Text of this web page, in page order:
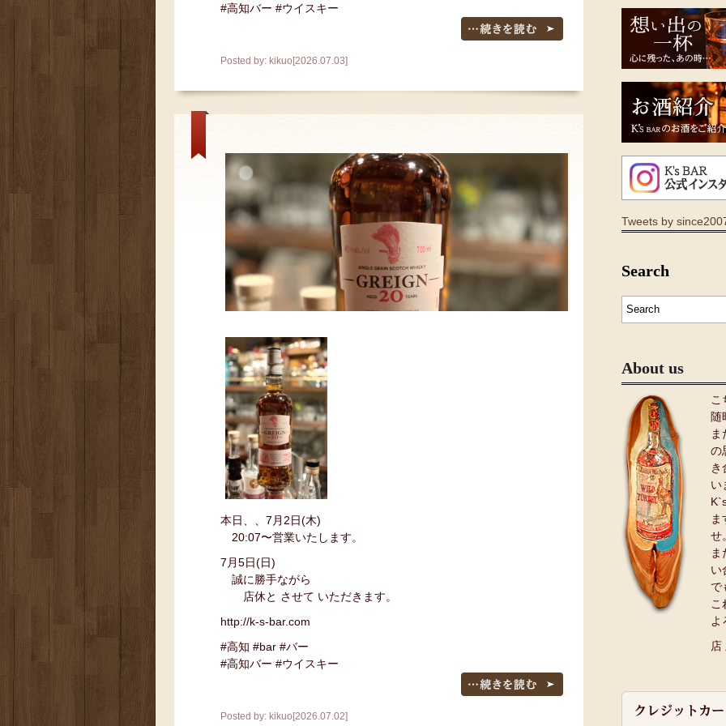
#高知バー #ウイスキー
Posted by: kikuo[2026.07.03]
本日、、7月2日(木)
20:07〜営業いたします。
7月5日(日)
誠に勝手ながら
店休と させて いただきます。
http://k-s-bar.com
#高知 #bar #バー
#高知バー #ウイスキー
Posted by: kikuo[2026.07.02]
Tweets by
Search
About us
こ
随
の
き
い
せ
い
で
こ
よ